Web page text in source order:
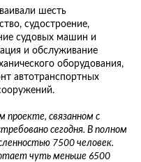
шесть
судостроение,
судовых машин и
и обслуживание
оборудования,
автотранспортных
проекте, связанном с
сегодня. В полном
7500 человек.
чуть меньше 6500